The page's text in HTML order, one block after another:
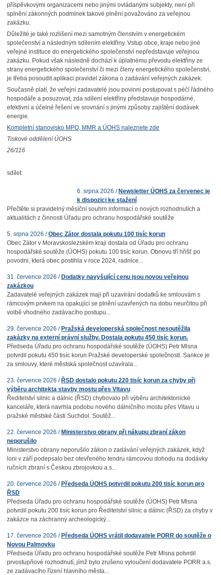
příspěvkovými organizacemi nebo jinými ovládanými subjekty, není při
splnění zákonných podmínek takové plnění považováno za veřejnou
zakázku.
Důležité je také rozlišení mezi samotným členstvím v energetickém
společenství a následným sdílením elektřiny. Vstup obce, kraje nebo jiné
veřejné instituce do energetického společenství nepředstavuje veřejnou
zakázku. Pokud však následně dochází k úplatnému převodu elektřiny ze
strany energetického společenství či mezi členy energetického společenství,
je třeba posoudit aplikaci pravidel zákona o zadávání veřejných zakázek.
Současně platí, že veřejní zadavatelé jsou povinni postupovat s péčí řádného
hospodáře a posuzovat, zda sdílení elektřiny představuje hospodárné,
efektivní a účelné řešení ve srovnání s jinými způsoby zajištění dodávek
energie.
Kompletní stanovisko MPO, MMR a ÚOHS naleznete zde
Tiskové oddělení ÚOHS
26/116
sdílet:
6. srpna 2026 / Newsletter ÚOHS za červenec je
k dispozici ke stažení
Přečtěte si pravidelný měsíční souhrn informací o nových rozhodnutích a
aktualitách z činnosti Úřadu pro ochranu hospodářské soutěže
5. srpna 2026 /Obec Zátor dostala pokutu 100 tisíc korun
Obec Zátor v Moravskoslezském kraji dostala od Úřadu pro ochranu
hospodářské soutěže (ÚOHS) pokutu 100 tisíc korun. Obnovu tří hřišť po
povodni, která obec postihla v roce 2024, radnice...
31. července 2026 / Dodatky navyšující cenu jsou novou veřejnou
zakázkou
Zadavatelé veřejných zakázek mají při uzavírání dodatků ke smlouvám s
rámcovým prvkem na opakující se plnění uzavřených na dobu neurčitou při
volbě vhodného zadávacího postupu...
29. července 2026 / Pražská developerská společnost nesoutěžila
zakázky na externí právní služby. Dostala pokutu 450 tisíc korun.
Předseda Úřadu pro ochranu hospodářské soutěže (ÚOHS) Petr Mlsna
potvrdil pokutu 450 tisíc korun Pražské developerské společnosti. Sankce je
za smlouvy, které městská společnost uzavírala...
23. července 2026 / ŘSD dostalo pokutu 220 tisíc korun za chyby při
výběru architekta stavby mostu přes Vltavu
Ředitelství silnic a dálnic (ŘSD) chybovalo při výběru architektonické
kanceláře, která navrhla podobu nového dálničního mostu přes Vltavu u
pražské městské části Suchdol. Soutěž...
22. července 2026 / Ministerstvo obrany při nákupu zbraní zákon
neporušilo
Ministerstvo obrany neporušilo zákon o zadávání veřejných zakázek, když
loni v září podepsalo bez otevřeného tendru rámcovou dohodu na dodávky
ručních zbraní s Českou zbrojovkou a.s...
20. července 2026 / Předseda ÚOHS potvrdil pokutu 200 tisíc korun pro
ŘSD
Předseda Úřadu pro ochranu hospodářské soutěže (ÚOHS) Petr Mlsna
potvrdil pokutu 200 tisíc korun pro Ředitelství silnic a dálnic (ŘSD) za chyby v
zakázce na záchranný archeologický...
17. července 2026 / Předseda ÚOHS vrátil dodavatele PORR do soutěže o
Novou Palmovku
Předseda Úřadu pro ochranu hospodářské soutěže Petr Mlsna potvrdil
prvostupňové rozhodnutí, jímž bylo zrušeno vyloučení dodavatele PORR a.s.
ze zadávacího řízení hlavního města...